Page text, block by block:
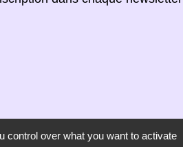
control over what you want to activate